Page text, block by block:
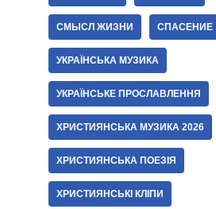
СМЫСЛ ЖИЗНИ СПАСЕНИЕ
УКРАЇНСЬКА МУЗИКА
УКРАЇНСЬКЕ ПРОСЛАВЛЕННЯ
ХРИСТИЯНСЬКА МУЗИКА 2026
ХРИСТИЯНСЬКА ПОЕЗІЯ
ХРИСТИЯНСЬКІ КЛІПИ